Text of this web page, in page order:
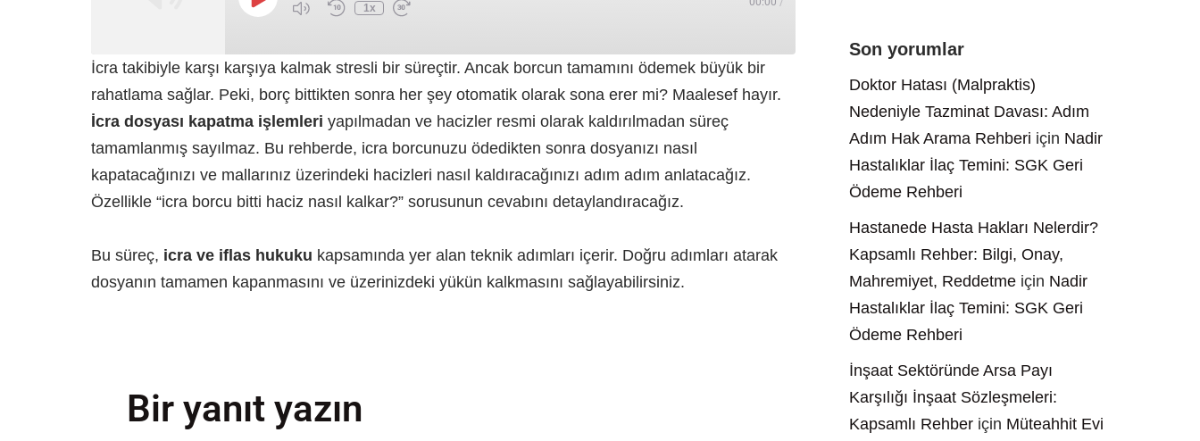
1x
İcra takibiyle karşı karşıya kalmak stresli bir süreçtir. Ancak borcun tamamını ödemek büyük bir
rahatlama sağlar. Peki, borç bittikten sonra her şey otomatik olarak sona erer mi? Maalesef hayır.
İcra dosyası kapatma işlemleri yapılmadan ve hacizler resmi olarak kaldırılmadan süreç
tamamlanmış sayılmaz. Bu rehberde, icra borcunuzu ödedikten sonra dosyanızı nasıl
kapatacağınızı ve mallarınız üzerindeki hacizleri nasıl kaldıracağınızı adım adım anlatacağız.
Özellikle “icra borcu bitti haciz nasıl kalkar?” sorusunun cevabını detaylandıracağız.
Bu süreç, icra ve iflas hukuku kapsamında yer alan teknik adımları içerir. Doğru adımları atarak
dosyanın tamamen kapanmasını ve üzerinizdeki yükün kalkmasını sağlayabilirsiniz.
Bir yanıt yazın
Son yorumlar
Doktor Hatası (Malpraktis)
Nedeniyle Tazminat Davası: Adım
Adım Hak Arama Rehberi için Nadir
Hastalıklar İlaç Temini: SGK Geri
Ödeme Rehberi
Hastanede Hasta Hakları Nelerdir?
Kapsamlı Rehber: Bilgi, Onay,
Mahremiyet, Reddetme için Nadir
Hastalıklar İlaç Temini: SGK Geri
Ödeme Rehberi
İnşaat Sektöründe Arsa Payı
Karşılığı İnşaat Sözleşmeleri:
Kapsamlı Rehber için Müteahhit Evi